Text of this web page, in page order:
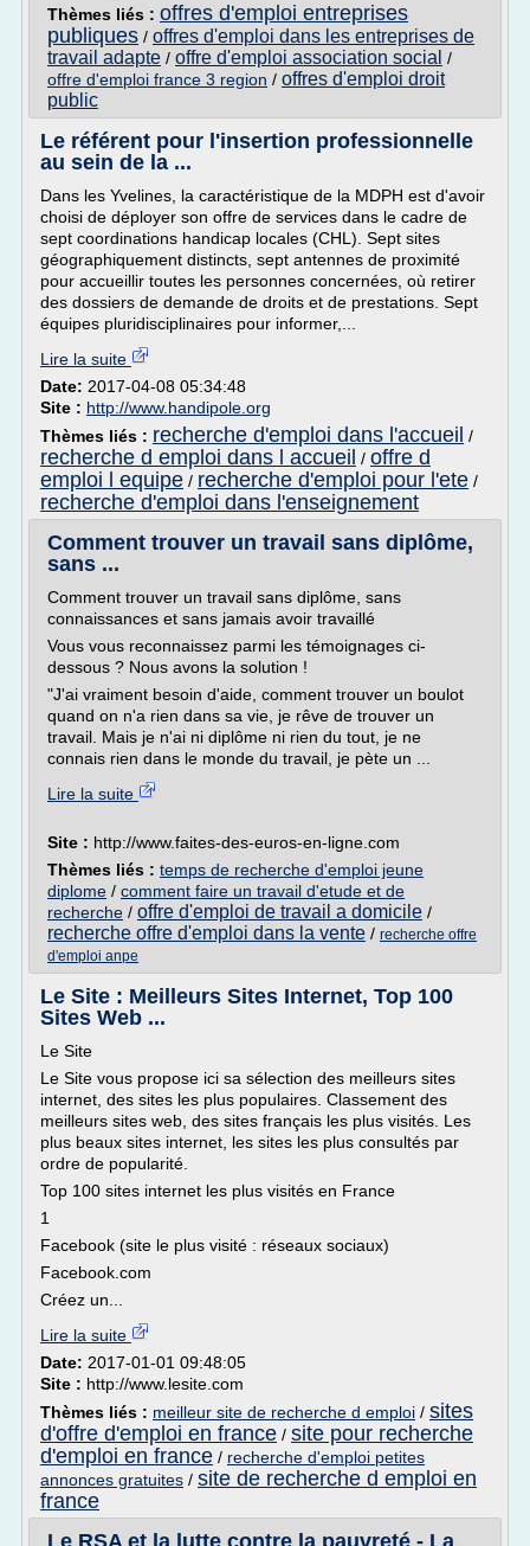
Thèmes liés : offres d'emploi entreprises
publiques / offres d'emploi dans les entreprises de
travail adapte / offre d'emploi association social /
offre d'emploi france 3 region / offres d'emploi droit
public
Le référent pour l'insertion professionnelle
au sein de la ...
Dans les Yvelines, la caractéristique de la MDPH est d'avoir
choisi de déployer son offre de services dans le cadre de
sept coordinations handicap locales (CHL). Sept sites
géographiquement distincts, sept antennes de proximité
pour accueillir toutes les personnes concernées, où retirer
des dossiers de demande de droits et de prestations. Sept
équipes pluridisciplinaires pour informer,...
Lire la suite
Date: 2017-04-08 05:34:48
Site : http://www.handipole.org
Thèmes liés : recherche d'emploi dans l'accueil /
recherche d emploi dans l accueil / offre d
emploi l equipe / recherche d'emploi pour l'ete /
recherche d'emploi dans l'enseignement
Comment trouver un travail sans diplôme,
sans ...
Comment trouver un travail sans diplôme, sans
connaissances et sans jamais avoir travaillé
Vous vous reconnaissez parmi les témoignages ci-
dessous ? Nous avons la solution !
"J'ai vraiment besoin d'aide, comment trouver un boulot
quand on n'a rien dans sa vie, je rêve de trouver un
travail. Mais je n'ai ni diplôme ni rien du tout, je ne
connais rien dans le monde du travail, je pète un ...
Lire la suite
Site : http://www.faites-des-euros-en-ligne.com
Thèmes liés : temps de recherche d'emploi jeune
diplome / comment faire un travail d'etude et de
recherche / offre d'emploi de travail a domicile /
recherche offre d'emploi dans la vente / recherche offre
d'emploi anpe
Le Site : Meilleurs Sites Internet, Top 100
Sites Web ...
Le Site
Le Site vous propose ici sa sélection des meilleurs sites
internet, des sites les plus populaires. Classement des
meilleurs sites web, des sites français les plus visités. Les
plus beaux sites internet, les sites les plus consultés par
ordre de popularité.
Top 100 sites internet les plus visités en France
1
Facebook (site le plus visité : réseaux sociaux)
Facebook.com
Créez un...
Lire la suite
Date: 2017-01-01 09:48:05
Site : http://www.lesite.com
Thèmes liés : meilleur site de recherche d emploi / sites
d'offre d'emploi en france / site pour recherche
d'emploi en france / recherche d'emploi petites
annonces gratuites / site de recherche d emploi en
france
Le RSA et la lutte contre la pauvreté - La